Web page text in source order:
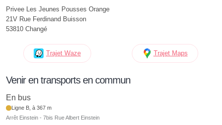
Privee Les Jeunes Pousses Orange
21V Rue Ferdinand Buisson
53810 Changé
Trajet Waze Trajet Maps
Venir en transports en commun
En bus
Ligne B, à 367 m
Arrêt Einstein - 7bis Rue Albert Einstein